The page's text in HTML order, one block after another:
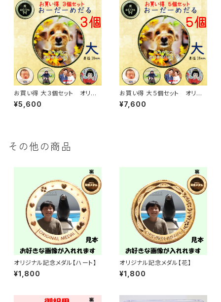
お買い得 大３個セット オリジ
ナル記念メダル 大【全面】・裏面
【祝あり・祝なし】ケース付き
¥5,600
お買い得 大５個セット オリジ
ナル記念メダル 大【全面】・裏面
【祝あり・祝なし】ケース付き
¥7,600
その他の商品
オリジナル記念メダル【ハート】
¥1,800
オリジナル記念メダル【花】
¥1,800